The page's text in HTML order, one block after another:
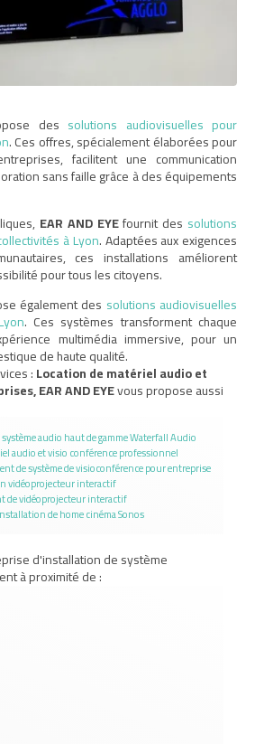
des solutions audiovisuelles pour
. Ces offres, spécialement élaborées pour
facilitent une communication
sans faille grâce à des équipements
EAR AND EYEfournit des solutions
à Lyon. Adaptées aux exigences
ces installations améliorent
pour tous les citoyens.
également des solutions audiovisuelles
. Ces systèmes transforment chaque
multimédia immersive, pour un
de haute qualité.
:Location de matériel audio et
EAR AND EYEvous propose aussi
audio haut de gamme Waterfall Audio
audio et visio conférence professionnel
de système de visioconférence pour entreprise
vidéoprojecteur interactif
de vidéoprojecteur interactif
de home cinéma Sonos
d'installation de système
à proximité de :